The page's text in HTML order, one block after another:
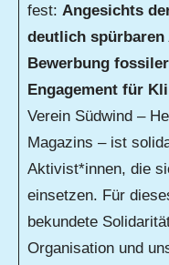
fest: Angesichts
deutlich
Bewerbung
Engagement für
Verein Südwind –
Magazins – ist
Aktivist*innen, die
einsetzen. Für
bekundete
Organisation und